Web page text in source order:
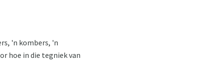
'n kombers, 'n
hoe in die tegniek van